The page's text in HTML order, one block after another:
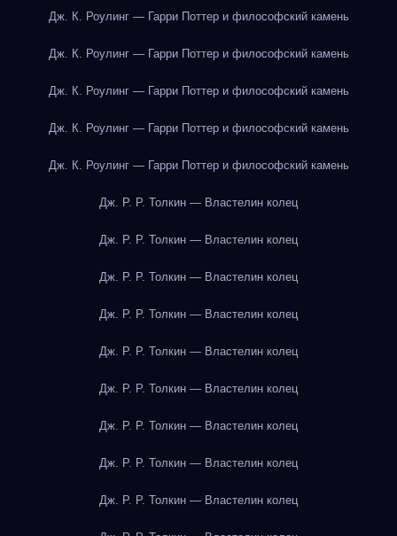
Дж. К. Роулинг — Гарри Поттер и философский камень
Дж. К. Роулинг — Гарри Поттер и философский камень
Дж. К. Роулинг — Гарри Поттер и философский камень
Дж. К. Роулинг — Гарри Поттер и философский камень
Дж. К. Роулинг — Гарри Поттер и философский камень
Дж. Р. Р. Толкин — Властелин колец
Дж. Р. Р. Толкин — Властелин колец
Дж. Р. Р. Толкин — Властелин колец
Дж. Р. Р. Толкин — Властелин колец
Дж. Р. Р. Толкин — Властелин колец
Дж. Р. Р. Толкин — Властелин колец
Дж. Р. Р. Толкин — Властелин колец
Дж. Р. Р. Толкин — Властелин колец
Дж. Р. Р. Толкин — Властелин колец